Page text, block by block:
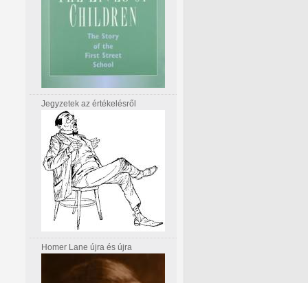
Jegyzetek az értékelésről
Homer Lane újra és újra